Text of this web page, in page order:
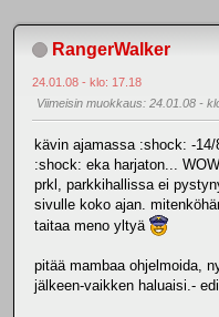
RangerWalker
24.01.08 - klo: 17.18
Viimeisin muokkaus: 24.01.08 -
kävin ajamassa :shock: -
:shock: eka harjaton... WOW
prkl, parkkihallissa ei
sivulle koko ajan.
taitaa meno yltyä
pitää mambaa ohjelmoida,
jälkeen-vaikken haluaisi.-